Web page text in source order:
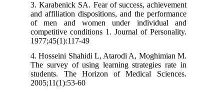
3. Karabenick SA. Fear of success, achievement
and affiliation dispositions, and the performance
of men and women under individual and
competitive conditions 1. Journal of Personality.
1977;45(1):117-49
4. Hosseini Shahidi L, Atarodi A, Moghimian M.
The survey of using learning strategies rate in
students. The Horizon of Medical Sciences.
2005;11(1):53-60